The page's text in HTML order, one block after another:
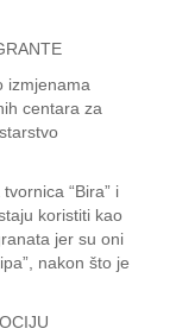
izmjenama
centara za
“Bira” i
koristiti kao
jer su oni
nakon što je